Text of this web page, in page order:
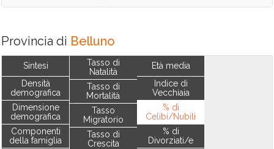
Provincia di Belluno
Sintesi
Densità
demografica
Dimensione
demografica
Componenti
della famiglia
Tasso di
Natalità
Tasso di
Mortalità
Tasso
Migratorio
Tasso di
Crescita
Età media
Indice di
Vecchiaia
% di
Celibi/Nubili
% di
Divorziati/e